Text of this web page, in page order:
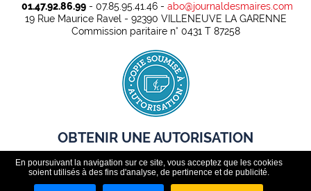
En poursuivant la navigation sur ce site, vous acceptez que les cookies
soient utilisés à des fins d'analyse, de pertinence et de publicité.
01.47.92.86.99- 07.85.95.41.46 - abo@journaldesmaires.com
19 Rue Maurice Ravel - 92390 VILLENEUVE LA GARENNE
Commission paritaire n° 0431 T 87258
OBTENIR UNE AUTORISATION
Pour pouvoir rediffuser légalement des contenus presse dans
un cadre professionnel, toute organisation doit au préalable